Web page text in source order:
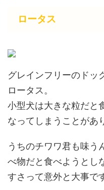
ロータス
グレインフリーのドッ
ロータス。
小型犬は大きな粒だと
なってしまうことがあ
うちのチワワ君も味う
べ物だと食べようとし
すさって意外と大事で